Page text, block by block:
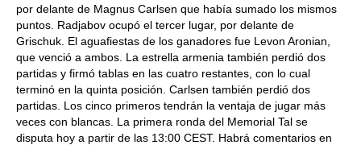
por delante de Magnus Carlsen que había sumado los mismos
puntos. Radjabov ocupó el tercer lugar, por delante de
Grischuk. El aguafiestas de los ganadores fue Levon Aronian,
que venció a ambos. La estrella armenia también perdió dos
partidas y firmó tablas en las cuatro restantes, con lo cual
terminó en la quinta posición. Carlsen también perdió dos
partidas. Los cinco primeros tendrán la ventaja de jugar más
veces con blancas. La primera ronda del Memorial Tal se
disputa hoy a partir de las 13:00 CEST. Habrá comentarios en